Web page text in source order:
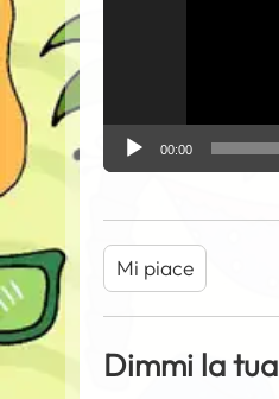
00:00
Mi piace
Dimmi la tua